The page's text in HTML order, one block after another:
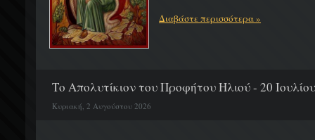
Διαβάστε περισσότερα »
Το Απολυτίκιον του Προφήτου Ηλιού - 20 Ιουλίου
Κυριακή, 2 Αυγούστου 2026